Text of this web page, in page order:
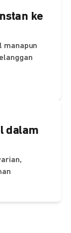
ke
manapun
dalam